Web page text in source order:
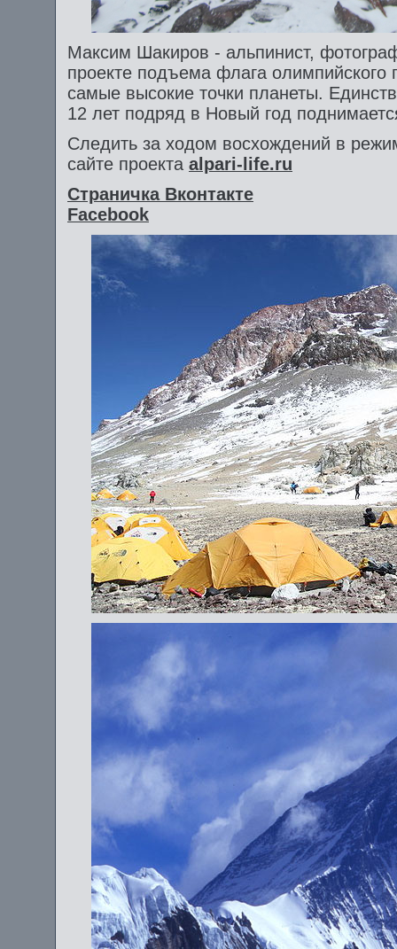
Максим Шакиров - альпинист,
проекте подъема флага олимпийского
самые высокие точки планеты.
12 лет подряд в Новый год
Следить за ходом восхождений в
сайте проекта alpari-life.ru
Страничка Вконтакте
Facebook